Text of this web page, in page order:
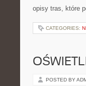
opisy tras, które
CATEGORIES:
POSTED BY